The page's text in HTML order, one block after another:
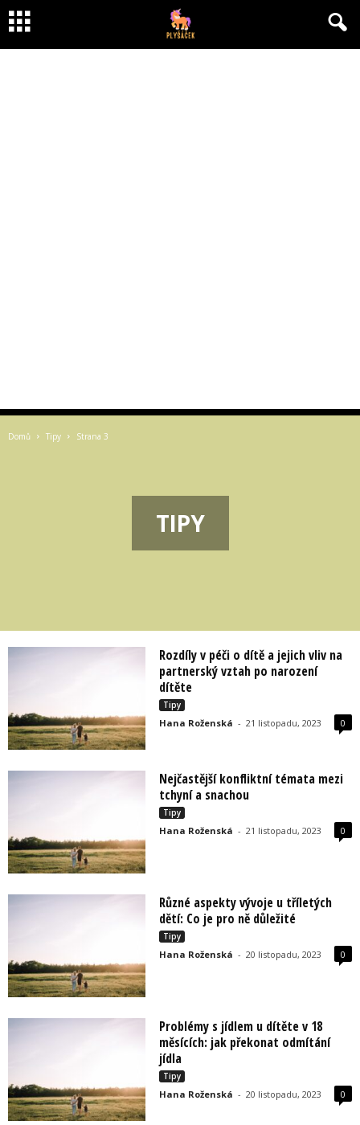
Domů Tipy Strana 3
TIPY
Rozdíly v péči o dítě a jejich vliv na
partnerský vztah po narození
dítěte
Tipy
Hana Roženská - 21 listopadu, 2023 0
Nejčastější konfliktní témata mezi
tchyní a snachou
Tipy
Hana Roženská - 21 listopadu, 2023 0
Různé aspekty vývoje u tříletých
dětí: Co je pro ně důležité
Tipy
Hana Roženská - 20 listopadu, 2023 0
Problémy s jídlem u dítěte v 18
měsících: jak překonat odmítání
jídla
Tipy
Hana Roženská - 20 listopadu, 2023 0